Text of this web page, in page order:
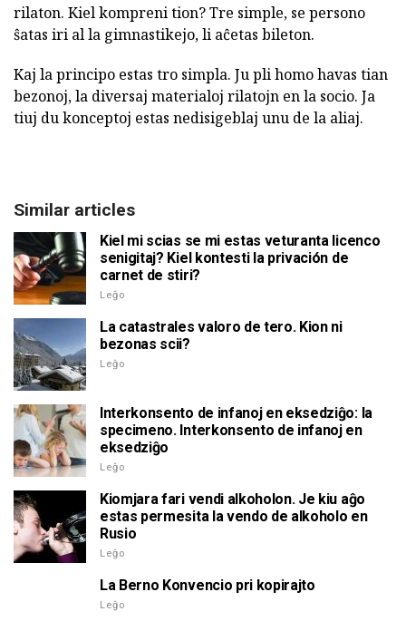
rilaton. Kiel kompreni tion? Tre simple, se persono
ŝatas iri al la gimnastikejo, li aĉetas bileton.
Kaj la principo estas tro simpla. Ju pli homo havas tian
bezonoj, la diversaj materialoj rilatojn en la socio. Ja
tiuj du konceptoj estas nedisigeblaj unu de la aliaj.
Similar articles
Kiel mi scias se mi estas veturanta licenco
senigitaj? Kiel kontesti la privación de
carnet de stiri?
Leĝo
La catastrales valoro de tero. Kion ni
bezonas scii?
Leĝo
Interkonsento de infanoj en eksedziĝo: la
specimeno. Interkonsento de infanoj en
eksedziĝo
Leĝo
Kiomjara fari vendi alkoholon. Je kiu aĝo
estas permesita la vendo de alkoholo en
Rusio
Leĝo
La Berno Konvencio pri kopirajto
Leĝo